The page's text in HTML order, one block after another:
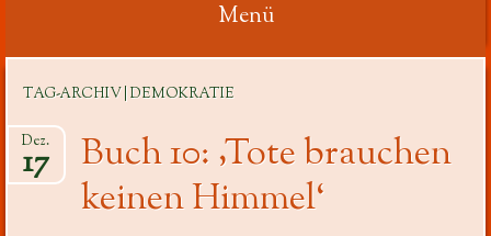
Menü
Inhalt
TAG-ARCHIV | DEMOKRATIE
Buch 10: ‚Tote brauchen
keinen Himmel‘
Dez.
17